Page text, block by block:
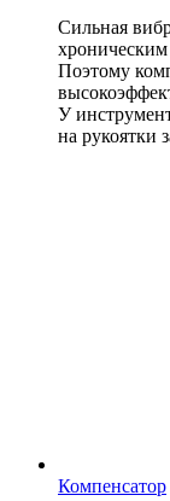
Сильная
Поэтому
У
на рукоятки
Компенсатор